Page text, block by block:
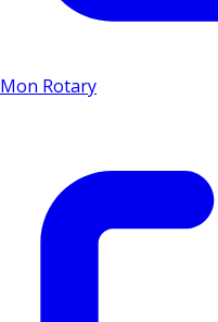
Mon Rotary